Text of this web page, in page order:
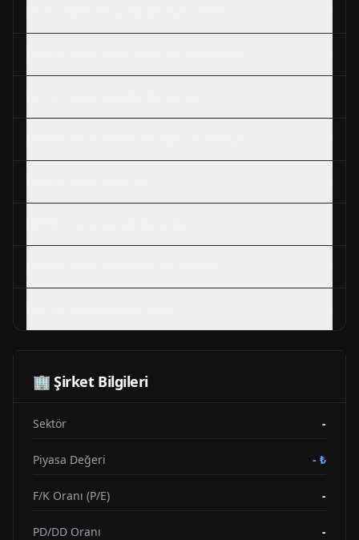
🏢 Şirket Bilgileri
Sektör -
Piyasa Değeri - ₺
F/K Oranı (P/E) -
PD/DD Oranı -